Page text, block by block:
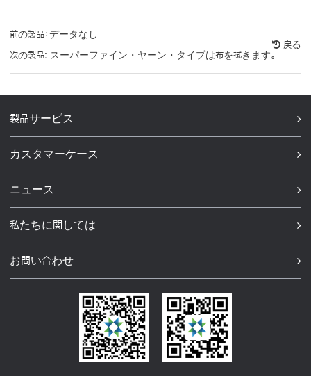
戻る
前の製品：データなし
次の製品: スーパーファイン・ヤーン・タイプは布を拭きます。
製品サービス
カスタマーケース
ニュース
私たちに関しては
お問い合わせ